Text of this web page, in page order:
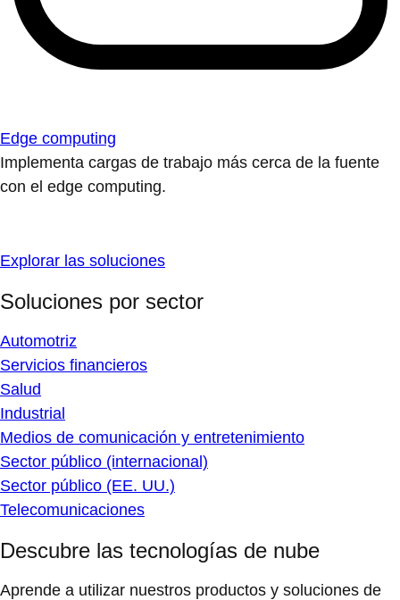
Edge computing
Implementa cargas de trabajo más cerca de la fuente
con el edge computing.
Explorar las soluciones
Soluciones por sector
Automotriz
Servicios financieros
Salud
Industrial
Medios de comunicación y entretenimiento
Sector público (internacional)
Sector público (EE. UU.)
Telecomunicaciones
Descubre las tecnologías de nube
Aprende a utilizar nuestros productos y soluciones de